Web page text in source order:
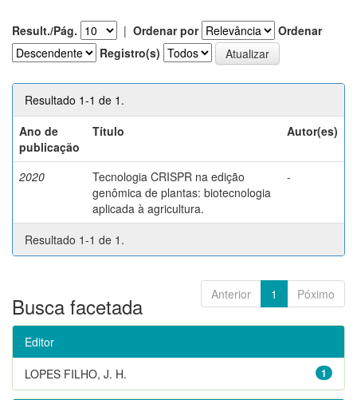
Result./Pág. | Ordenar por
Ordenar
Registro(s)
Resultado 1-1 de 1.
Ano de
publicação
Título Autor(es)
2020
Tecnologia CRISPR na edição
genômica de plantas: biotecnologia
aplicada à agricultura.
-
Resultado 1-1 de 1.
Anterior 1 Póximo
Busca facetada
Editor
1
LOPES FILHO, J. H.